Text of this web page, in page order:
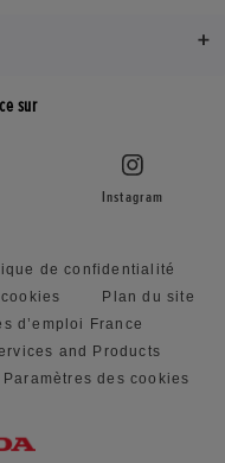
sur
Instagram
de confidentialité
Plan du site
d’emploi France
and Products
Paramètres des cookies